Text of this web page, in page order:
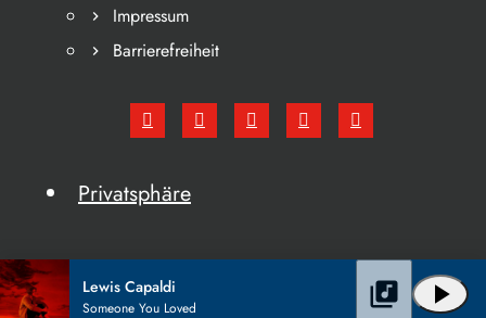
Impressum
Barrierefreiheit
Privatsphäre
Lewis Capaldi
Someone You Loved play_arrow
library_music